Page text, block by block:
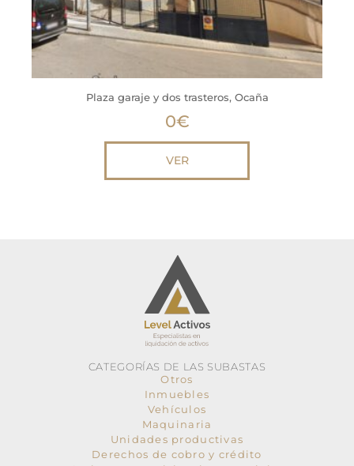
Plaza garaje y dos trasteros, Ocaña
0€
VER
CATEGORÍAS DE LAS SUBASTAS
Otros
Inmuebles
Vehículos
Maquinaria
Unidades productivas
Derechos de cobro y crédito